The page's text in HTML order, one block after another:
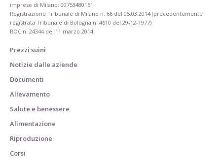
imprese di Milano: 00753480151
Registrazione Tribunale di Milano n. 66 del 05.03.2014 (precedentemente
registrata Tribunale di Bologna n. 4610 del 29-12-1977)
ROC n. 24344 del 11 marzo 2014
Prezzi suini
Notizie dalle aziende
Documenti
Allevamento
Salute e benessere
Alimentazione
Riproduzione
Corsi